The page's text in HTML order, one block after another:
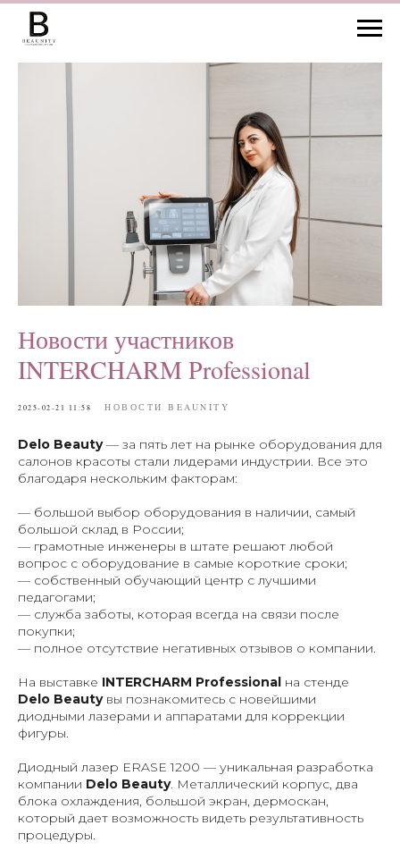
Новости участников
INTERCHARM Professional
2025-02-21 11:58 НОВОСТИ BEAUNITY
Delo Beauty— за пять лет на рынке оборудования для
салонов красоты стали лидерами индустрии. Все это
благодаря нескольким факторам:
— большой выбор оборудования в наличии, самый
большой склад в России;
— грамотные инженеры в штате решают любой
вопрос с оборудование в самые короткие сроки;
— собственный обучающий центр с лучшими
педагогами;
— служба заботы, которая всегда на связи после
покупки;
— полное отсутствие негативных отзывов о компании.
На выставке INTERCHARM Professional на стенде
Delo Beautyвы познакомитесь с новейшими
диодными лазерами и аппаратами для коррекции
фигуры.
Диодный лазер ERASE 1200 — уникальная разработка
компании Delo Beauty. Металлический корпус, два
блока охлаждения, большой экран, дермоскан,
который дает возможность видеть результативность
процедуры.